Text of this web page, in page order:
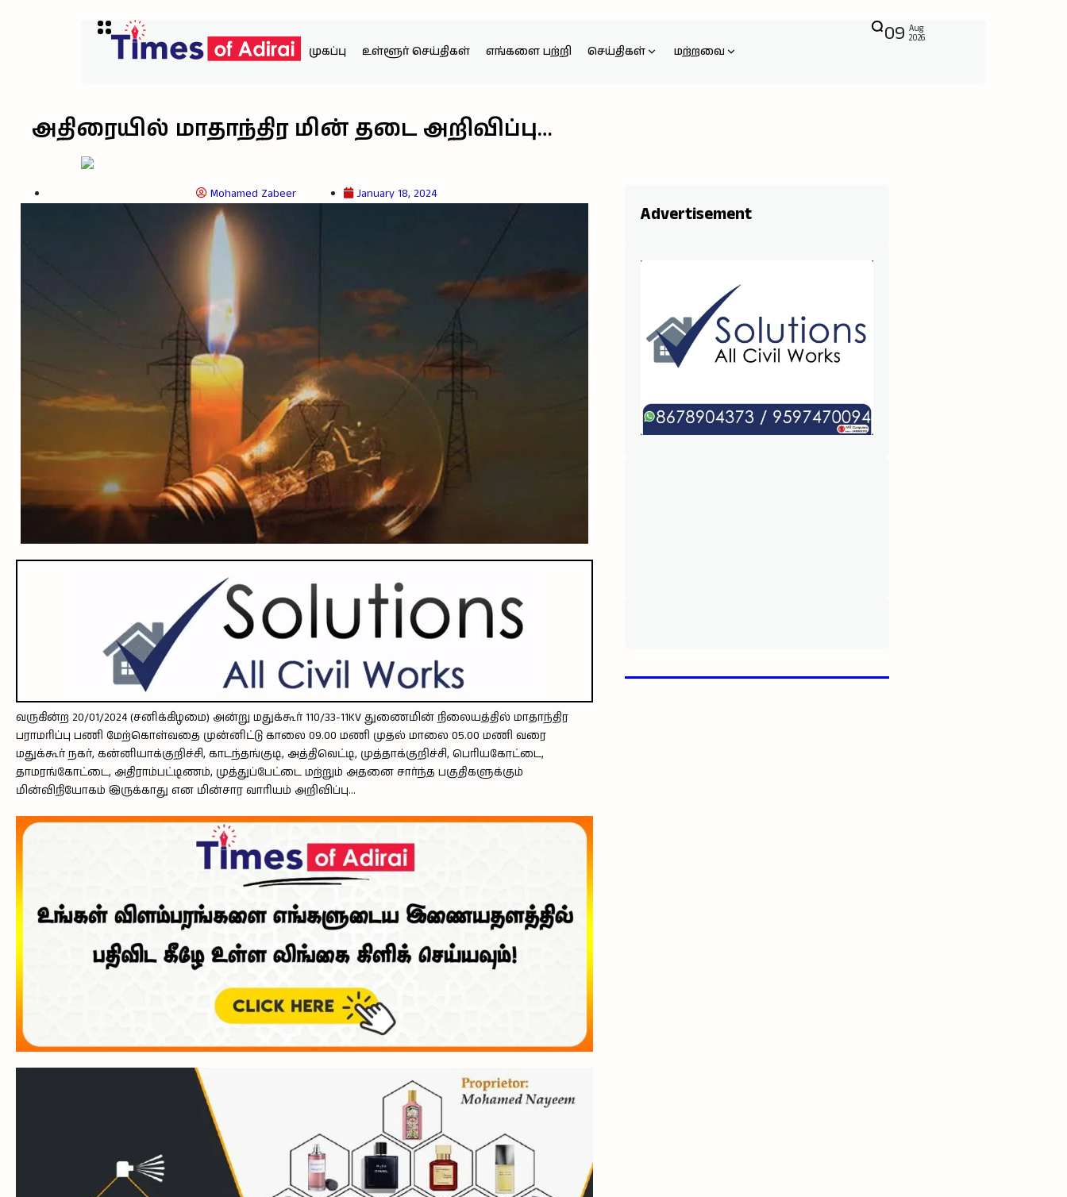
முகப்பு உள்ளூர் செய்திகள் எங்களை பற்றி செய்திகள் மற்றவை
09 Aug
2026
அதிரையில் மாதாந்திர மின் தடை அறிவிப்பு…
Mohamed Zabeer January 18, 2024
வருகின்ற 20/01/2024 (சனிக்கிழமை) அன்று மதுக்கூர் 110/33-11KV துணைமின் நிலையத்தில் மாதாந்திர
பராமரிப்பு பணி மேற்கொள்வதை முன்னிட்டு காலை 09.00 மணி முதல் மாலை 05.00 மணி வரை
மதுக்கூர் நகர், கன்னியாக்குறிச்சி, காடந்தங்குடி, அத்திவெட்டி, முத்தாக்குறிச்சி, பெரியகோட்டை,
தாமரங்கோட்டை, அதிராம்பட்டிணம், முத்துப்பேட்டை மற்றும் அதனை சார்ந்த பகுதிகளுக்கும்
மின்விநியோகம் இருக்காது என மின்சார வாரியம் அறிவிப்பு…
Advertisement